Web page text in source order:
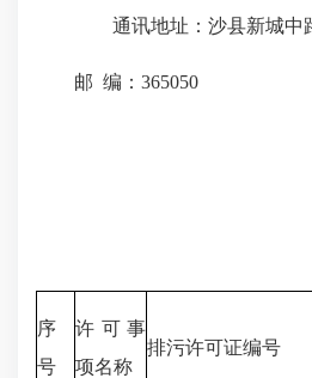
通讯地址：沙县新城中
邮 编：365050
三明
2025年
序
号
许可事
项名称
排污许可证编号